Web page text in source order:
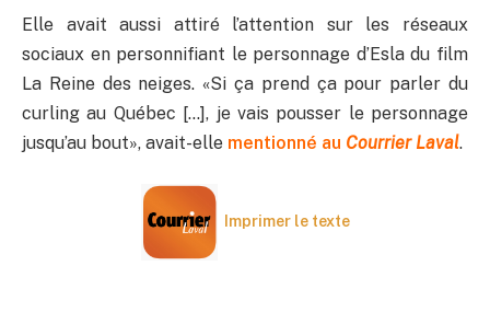
Elle avait aussi attiré l’attention sur les réseaux
sociaux en personnifiant le personnage d’Esla du film
La Reine des neiges. «Si ça prend ça pour parler du
curling au Québec […], je vais pousser le personnage
jusqu’au bout», avait-elle mentionné au Courrier Laval.
Imprimer le texte